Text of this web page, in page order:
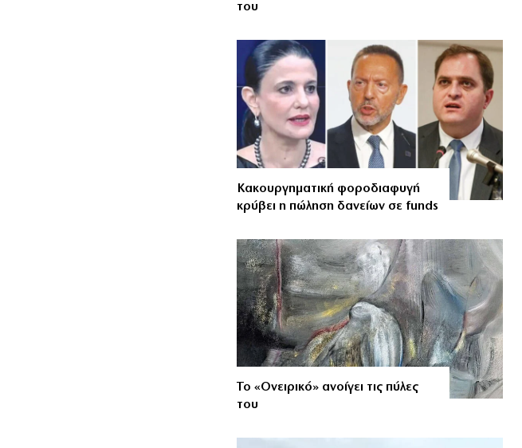
του
Κακουργηματική φοροδιαφυγή
κρύβει η πώληση δανείων σε funds
Το «Ονειρικό» ανοίγει τις πύλες
του